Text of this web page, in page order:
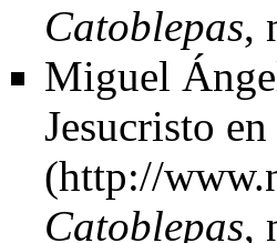
Catoblepas,
Miguel
Jesucristo
Catoblepas,